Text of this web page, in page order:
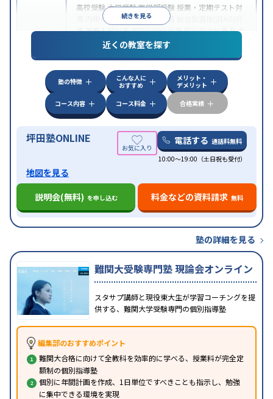
続きを見る
高校受験大学受験医学部受験 授業・定期テスト対
内申点対策学習習慣の定着
策推薦入試対策学校別特化対策国公立大対策私大
共通テスト対策英検(英語検定)対策
その
特徴
中高一貫校生に対応授業の振替可能 不登校生に対
学習にPC・タブレットを利用オンライン対応
科目から受講可能季節講習のみの受講可発達障害
の子どもに対応
近くの教室を探す
塾の特徴
こんな人に
おすすめ
メリット・
デメリット
コース内容
コース料金 合格実績
坪田塾ONLINE 電話する 通話料無料
10:00～19:00（土日祝も受付）
地図を見る
説明会(無料) を申し込む 料金などの資料請求 無料
塾の詳細を見る
難関大受験専門塾 現論会オンライン
スタサプ講師と現役東大生が学習コーチングを提
供する、難関大学受験専門の個別指導塾
編集部のおすすめポイント
難関大合格に向けて全教科を効率的に学べる、授業料が完全定
額制の個別指導塾
個別に年間計画を作成、1日単位ですべきことも指示し、勉強
に集中できる環境を実現